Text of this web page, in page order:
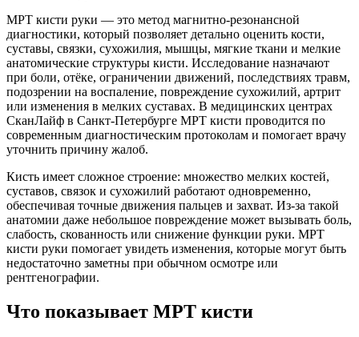
МРТ кисти руки — это метод магнитно-резонансной
диагностики, который позволяет детально оценить кости,
суставы, связки, сухожилия, мышцы, мягкие ткани и мелкие
анатомические структуры кисти. Исследование назначают
при боли, отёке, ограничении движений, последствиях травм,
подозрении на воспаление, повреждение сухожилий, артрит
или изменения в мелких суставах. В медицинских центрах
СканЛайф в Санкт-Петербурге МРТ кисти проводится по
современным диагностическим протоколам и помогает врачу
уточнить причину жалоб.
Кисть имеет сложное строение: множество мелких костей,
суставов, связок и сухожилий работают одновременно,
обеспечивая точные движения пальцев и захват. Из-за такой
анатомии даже небольшое повреждение может вызывать боль,
слабость, скованность или снижение функции руки. МРТ
кисти руки помогает увидеть изменения, которые могут быть
недостаточно заметны при обычном осмотре или
рентгенографии.
Что показывает МРТ кисти